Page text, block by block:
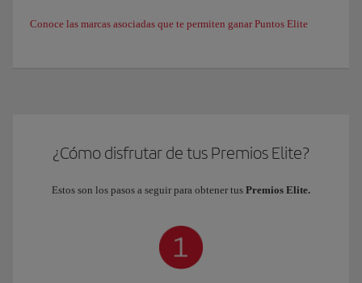
Conoce las marcas asociadas que te permiten ganar Puntos Elite
¿Cómo disfrutar de tus Premios Elite?
Estos son los pasos a seguir para obtener tus Premios Elite.